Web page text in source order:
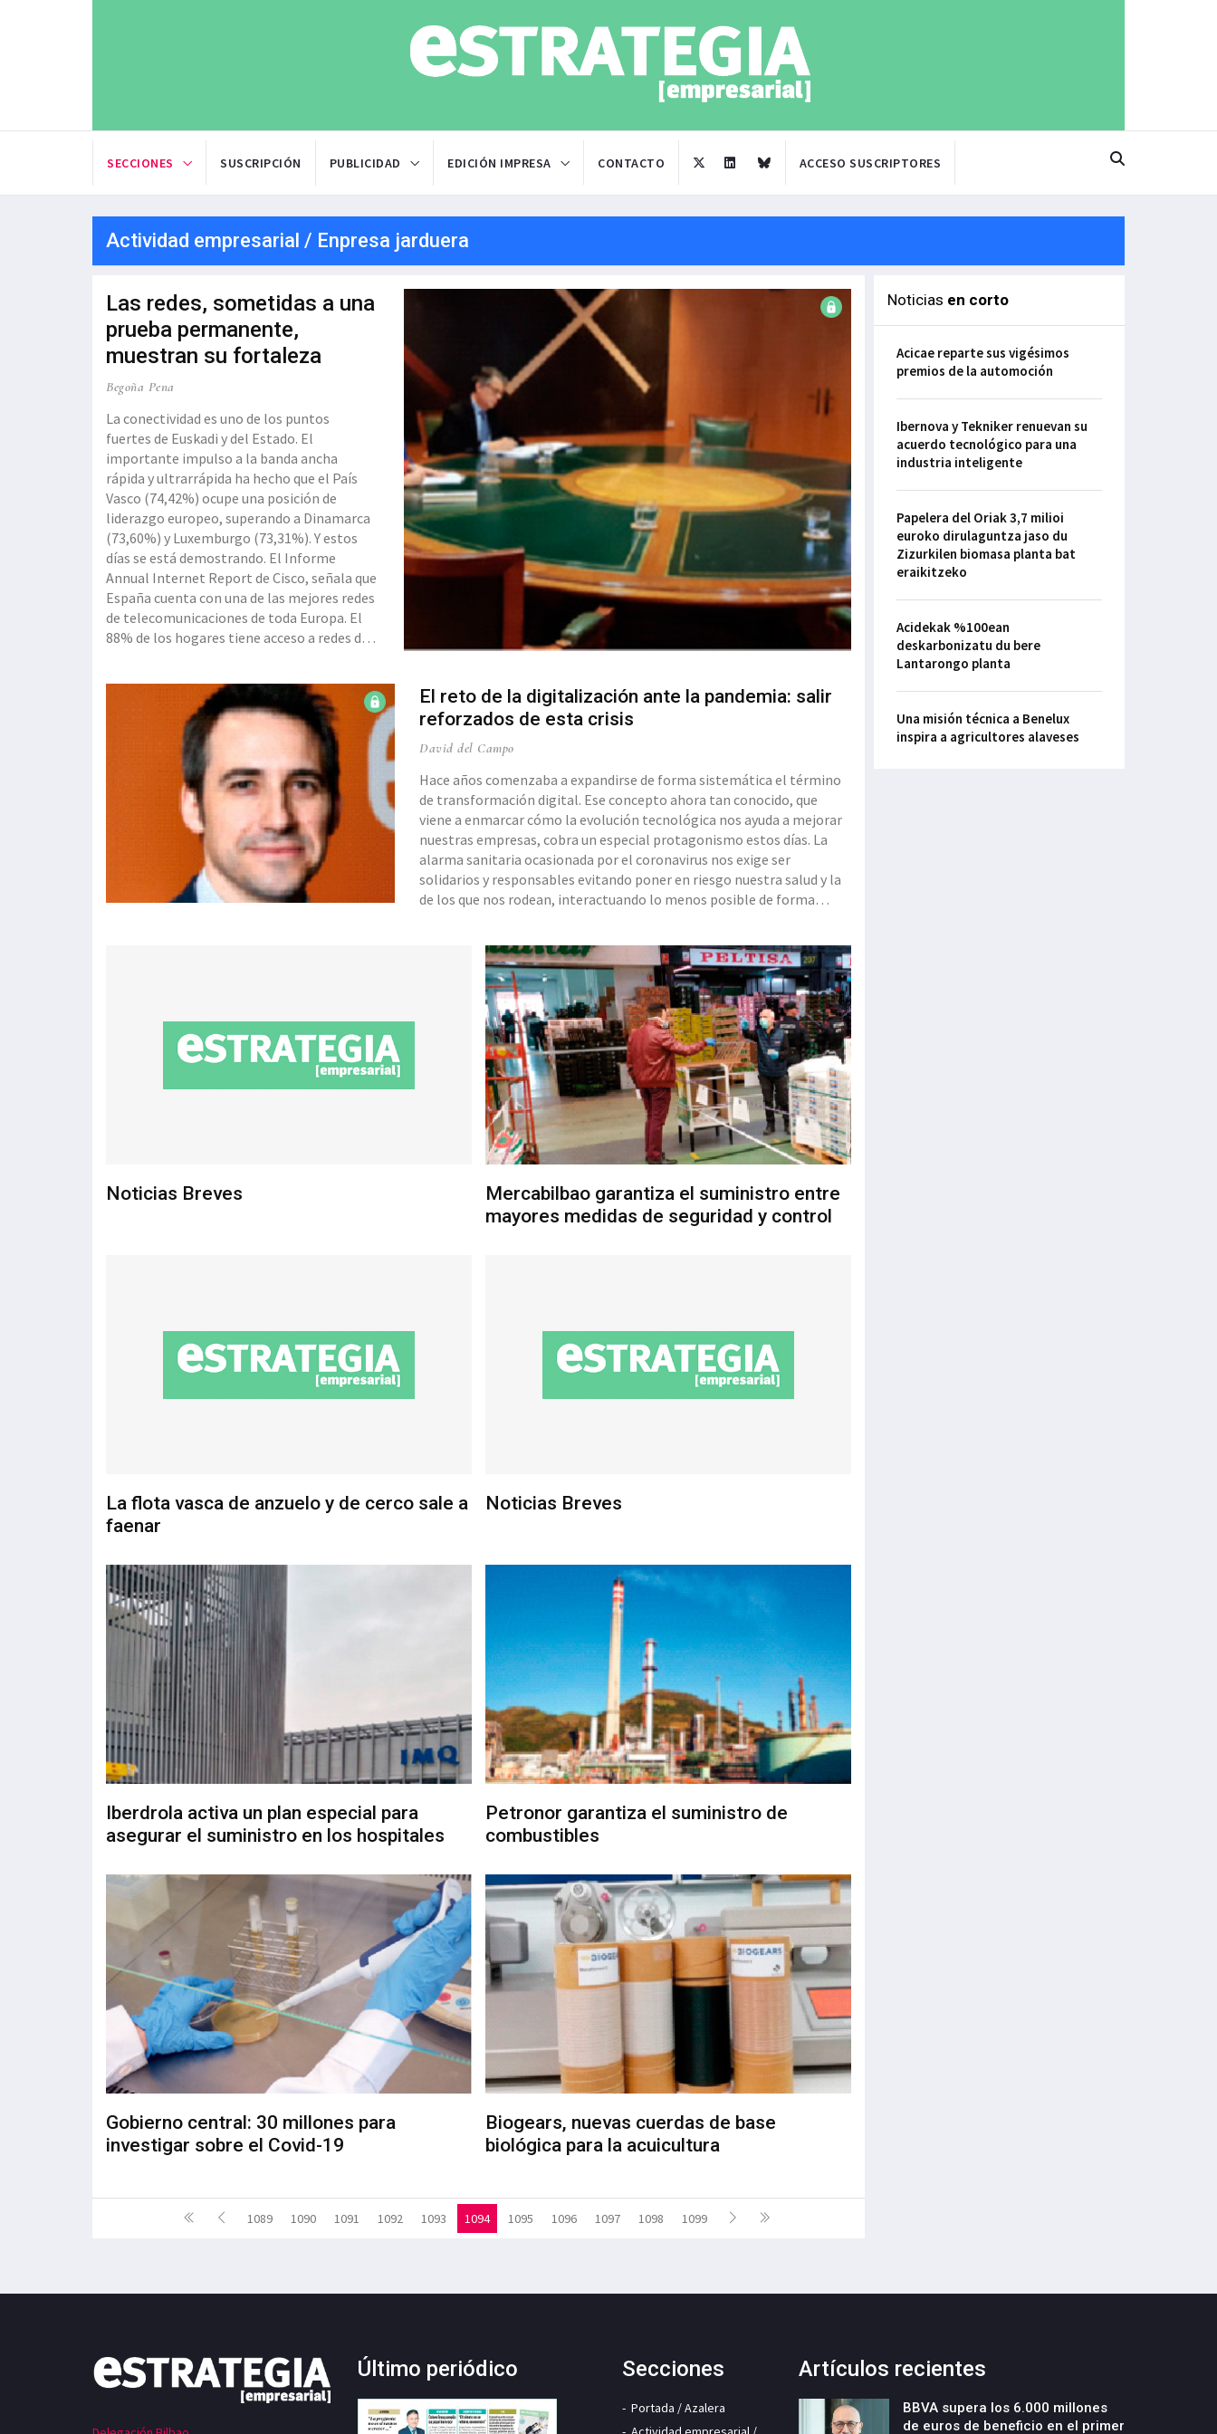
SECCIONES SUSCRIPCIÓN PUBLICIDAD EDICIÓN IMPRESA CONTACTO ACCESO SUSCRIPTORES
Actividad empresarial / Enpresa jarduera
Las redes, sometidas a una
prueba permanente,
muestran su fortaleza
Begoña Pena
La conectividad es uno de los puntos
fuertes de Euskadi y del Estado. El
importante impulso a la banda ancha
rápida y ultrarrápida ha hecho que el País
Vasco (74,42%) ocupe una posición de
liderazgo europeo, superando a Dinamarca
(73,60%) y Luxemburgo (73,31%). Y estos
días se está demostrando. El Informe
Annual Internet Report de Cisco, señala que
España cuenta con una de las mejores redes
de telecomunicaciones de toda Europa. El
88% de los hogares tiene acceso a redes de
de Europa Occidental, y destaca en
conectividad móvil. A cierre de 2019, había
El reto de la digitalización ante la pandemia: salir
reforzados de esta crisis
David del Campo
Hace años comenzaba a expandirse de forma sistemática el término
de transformación digital. Ese concepto ahora tan conocido, que
viene a enmarcar cómo la evolución tecnológica nos ayuda a mejorar
nuestras empresas, cobra un especial protagonismo estos días. La
alarma sanitaria ocasionada por el coronavirus nos exige ser
solidarios y responsables evitando poner en riesgo nuestra salud y la
de los que nos rodean, interactuando lo menos posible de forma
encuentran en el teletrabajo una alternativa real para seg
Noticias Breves
Mercabilbao garantiza el suministro entre
mayores medidas de seguridad y control
La flota vasca de anzuelo y de cerco sale a
faenar
Noticias Breves
Iberdrola activa un plan especial para
asegurar el suministro en los hospitales
Petronor garantiza el suministro de
combustibles
Gobierno central: 30 millones para
investigar sobre el Covid-19
Biogears, nuevas cuerdas de base
biológica para la acuicultura
1089 1090 1091 1092 1093 1094 1095 1096 1097 1098 1099
Noticias en corto
Acicae reparte sus vigésimos
premios de la automoción
Ibernova y Tekniker renuevan su
acuerdo tecnológico para una
industria inteligente
Papelera del Oriak 3,7 milioi
euroko dirulaguntza jaso du
Zizurkilen biomasa planta bat
eraikitzeko
Acidekak %100ean
deskarbonizatu du bere
Lantarongo planta
Una misión técnica a Benelux
inspira a agricultores alaveses
Último periódico Secciones
Portada / Azalera
Artículos recientes
BBVA supera los 6.000 millones
de euros de beneficio en el primer